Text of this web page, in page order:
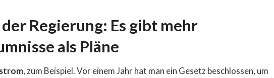
Regierung: Es gibt mehr
als Pläne
, zum Beispiel. Vor einem Jahr hat man ein Gesetz beschlossen, um